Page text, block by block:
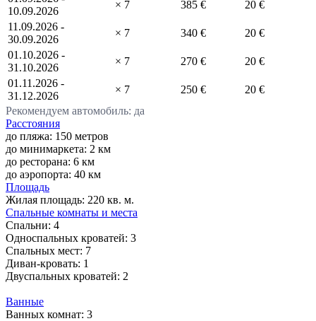
10.09.2026
× 7 385 €
20 €
11.09.2026 -
30.09.2026
× 7 340 €
20 €
01.10.2026 -
31.10.2026
× 7 270 €
20 €
01.11.2026 -
31.12.2026
× 7 250 €
20 €
Рекомендуем автомобиль: да
Расстояния
до пляжа: 150 метров
до минимаркета: 2 км
до ресторана: 6 км
до аэропорта: 40 км
Площадь
Жилая площадь: 220 кв. м.
Спальные комнаты и места
Спальни: 4
Односпальных кроватей: 3
Спальных мест: 7
Диван-кровать: 1
Двуспальных кроватей: 2
Ванные
Ванных комнат: 3